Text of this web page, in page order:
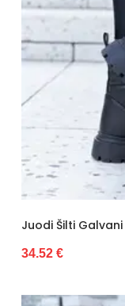
Juodi Šilti
34.52 €